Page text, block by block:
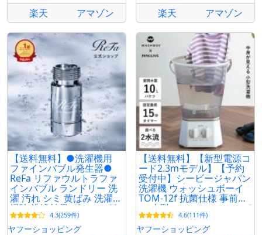
楽天 アマゾン 楽天 アマゾン
【送料無料】●洗濯機用
ファインバブル発生器●
ReFa リファウルトラファ
インバブル ランドリー 洗
濯 汚れ シミ 黄ばみ 洗濯槽
掃除 洗浄効果 ダメージ低
減 工事不要4.3(259件)
ヤフーショッピング
【送料無料】【新型電源コ
ード2.3mモデル】【予約
受付中】シービージャパン
洗濯機 ウォッシュボーイ
TOM-12f 抗菌仕様 事前洗
い 小型 ミニ バケツ コンパ
クト 4.6(111件)
ヤフーショッピング